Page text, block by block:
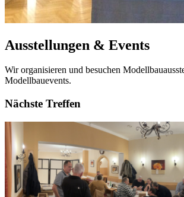
Ausstellungen & Events
Wir organisieren und besuchen
Modellbauevents.
Nächste Treffen